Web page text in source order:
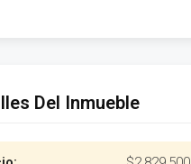
Del Inmueble